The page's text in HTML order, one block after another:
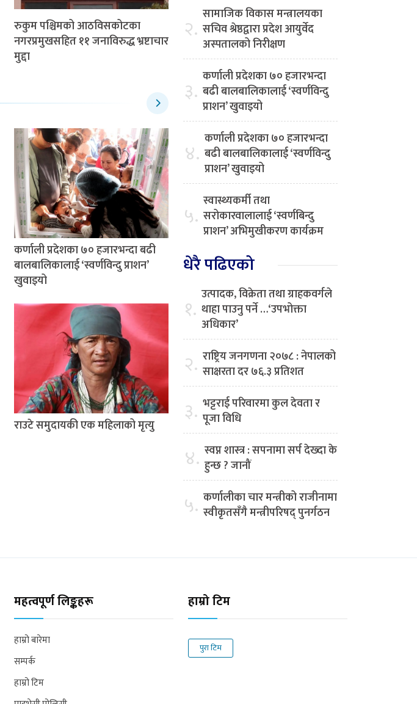
रुकुम पश्चिमको आठविसकोटका
नगरप्रमुखसहित ११ जनाविरुद्ध भ्रष्टाचार
मुद्दा
कर्णाली प्रदेशका ७० हजारभन्दा बढी
बालबालिकालाई ‘स्वर्णविन्दु प्राशन’
खुवाइयो
राउटे समुदायकी एक महिलाको मृत्यु
२. सामाजिक विकास मन्त्रालयका
सचिव श्रेष्ठद्वारा प्रदेश आयुर्वेद
अस्पतालको निरीक्षण
३. कर्णाली प्रदेशका ७० हजारभन्दा
बढी बालबालिकालाई ‘स्वर्णविन्दु
प्राशन’ खुवाइयो
४. कर्णाली प्रदेशका ७० हजारभन्दा
बढी बालबालिकालाई ‘स्वर्णविन्दु
प्राशन’ खुवाइयो
५. स्वास्थ्यकर्मी तथा
सरोकारवालालाई ‘स्वर्णबिन्दु
प्राशन’ अभिमुखीकरण कार्यक्रम
धेरै पढिएको
१. उत्पादक, विक्रेता तथा ग्राहकवर्गले
थाहा पाउनु पर्ने …‘उपभोक्ता
अधिकार’
२. राष्ट्रिय जनगणना २०७८ : नेपालको
साक्षरता दर ७६.३ प्रतिशत
३. भट्टराई परिवारमा कुल देवता र
पूजा विधि
४. स्वप्न शास्त्र : सपनामा सर्प देख्दा के
हुन्छ ? जानौं
५. कर्णालीका चार मन्त्रीको राजीनामा
स्वीकृतसँगै मन्त्रीपरिषद् पुनर्गठन
महत्वपूर्ण लिङ्कहरू
हाम्रो बारेमा
सम्पर्क
हाम्रो टिम
हाम्रो टिम
पुरा टिम